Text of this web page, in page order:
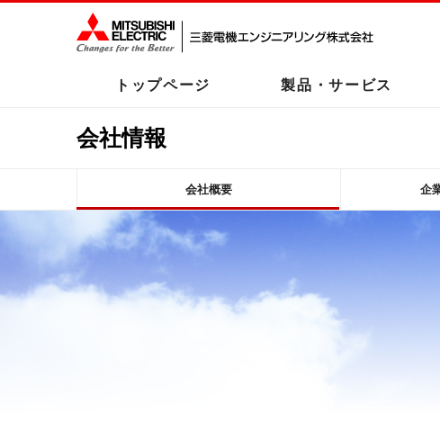
トップページ 製品・サービス
会社情報
会社概要 企